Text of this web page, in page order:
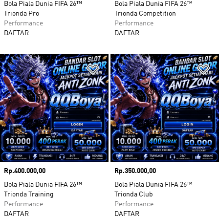
Bola Piala Dunia FIFA 26™
Trionda Pro
Performance
DAFTAR
Bola Piala Dunia FIFA 26™
Trionda Competition
Performance
DAFTAR
Tambahkan ke Wishlist
Harga
Rp.400.000,00
Bola Piala Dunia FIFA 26™
Trionda Training
Performance
DAFTAR
Harga
Rp.350.000,00
Bola Piala Dunia FIFA 26™
Trionda Club
Performance
DAFTAR